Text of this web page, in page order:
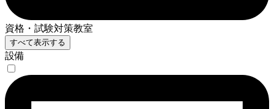
資格・試験対策教室
すべて表示する
設備